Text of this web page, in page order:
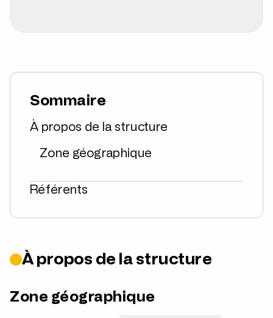
Sommaire
À propos de la structure
Zone géographique
Référents
À propos de la structure
Zone géographique